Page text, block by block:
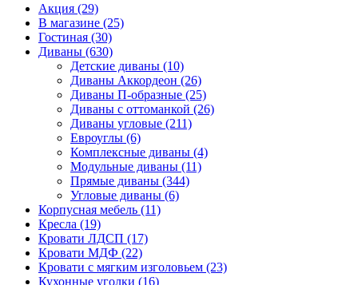
Акция (29)
В магазине (25)
Гостиная (30)
Диваны (630)
Детские диваны (10)
Диваны Аккордеон (26)
Диваны П-образные (25)
Диваны с оттоманкой (26)
Диваны угловые (211)
Евроуглы (6)
Комплексные диваны (4)
Модульные диваны (11)
Прямые диваны (344)
Угловые диваны (6)
Корпусная мебель (11)
Кресла (19)
Кровати ЛДСП (17)
Кровати МДФ (22)
Кровати с мягким изголовьем (23)
Кухонные уголки (16)